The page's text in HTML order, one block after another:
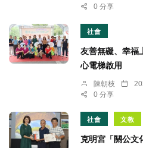
0 分享
社會
友善無礙、幸福
心電梯啟用
陳朝枝
0 分享
社會 文教
克明宮「關公文